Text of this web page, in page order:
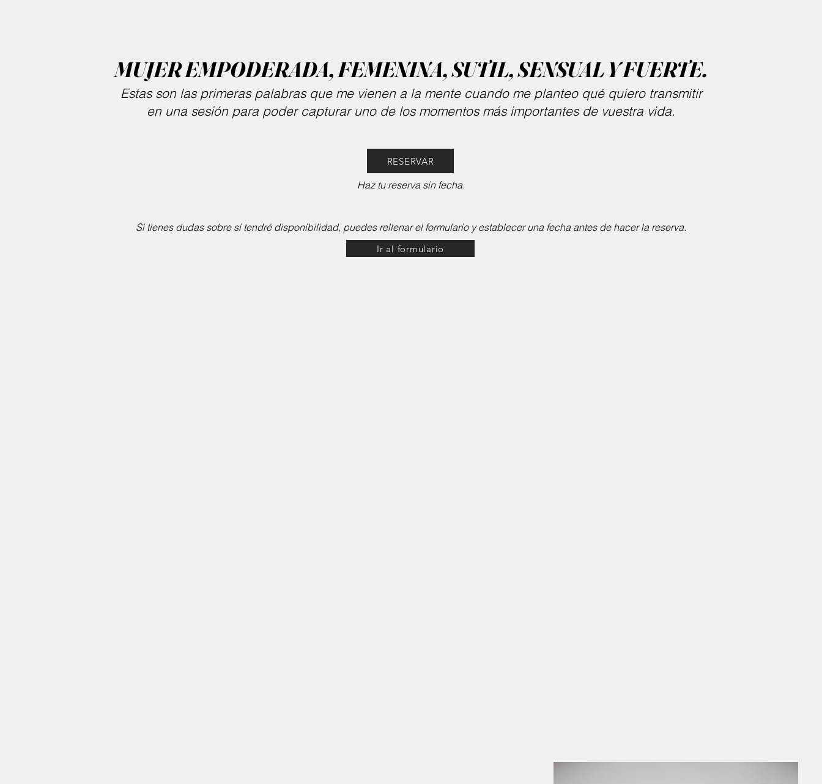
MUJER EMPODERADA, FEMENINA, SUTIL, SENSUAL Y FUERTE.
Estas son las primeras palabras que me vienen a la mente cuando me planteo qué quiero transmitir
en una sesión para poder capturar uno de los momentos más importantes de vuestra vida.
RESERVAR
Haz tu reserva sin fecha.
Si tienes dudas sobre si tendré disponibilidad, puedes rellenar el formulario y establecer una fecha antes de hacer la reserva.
Ir al formulario